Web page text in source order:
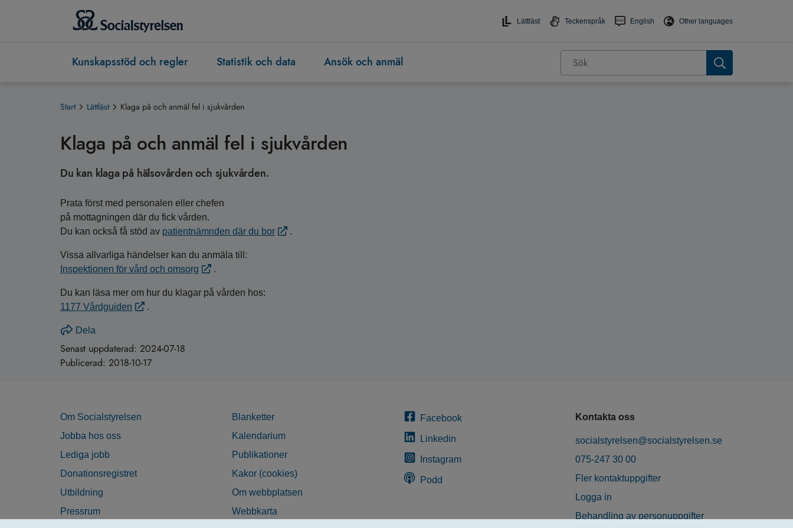
Lättläst Teckenspråk English Other languages
Kunskapsstöd och regler Statistik och data Ansök och anmäl
Start Lättläst Klaga på och anmäl fel i sjukvården
Klaga på och anmäl fel i sjukvården
Du kan klaga på hälsovården och sjukvården.
Prata först med personalen eller chefen
på mottagningen där du fick vården.
Du kan också få stöd av patientnämnden där du bor .
Vissa allvarliga händelser kan du anmäla till:
Inspektionen för vård och omsorg
.
Du kan läsa mer om hur du klagar på vården hos:
1177 Vårdguiden
.
Dela
Senast uppdaterad: 2024-07-18
Publicerad: 2018-10-17
Om Socialstyrelsen
Jobba hos oss
Lediga jobb
Donationsregistret
Utbildning
Pressrum
Blanketter
Kalendarium
Publikationer
Kakor (cookies)
Om webbplatsen
Webbkarta
Facebook
Linkedin
Instagram
Podd
Kontakta oss
socialstyrelsen@socialstyrelsen.se
075-247 30 00
Fler kontaktuppgifter
Logga in
Behandling av personuppgifter